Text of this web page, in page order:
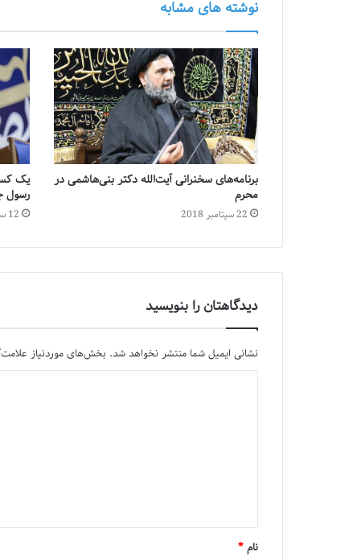
نوشته های مشابه
برنامه‌های سخنرانی آیت‌الله دکتر بنی‌هاشمی در
محرم
22 سپتامبر 2018
یک
رسول
12 سپتامبر 2019
دیدگاهتان را بنویسید
نشانی ایمیل شما منتشر نخواهد شد. بخش‌های موردنیاز
نام*